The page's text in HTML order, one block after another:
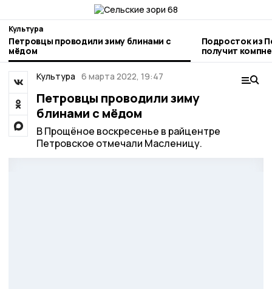
Культура
Петровцы проводили зиму блинами с
мёдом
Подросток из
получит
бездомной
Культура 6 марта 2022, 19:47
Петровцы проводили зиму
блинами с мёдом
В Прощёное воскресенье в райцентре
Петровское отмечали Масленицу.